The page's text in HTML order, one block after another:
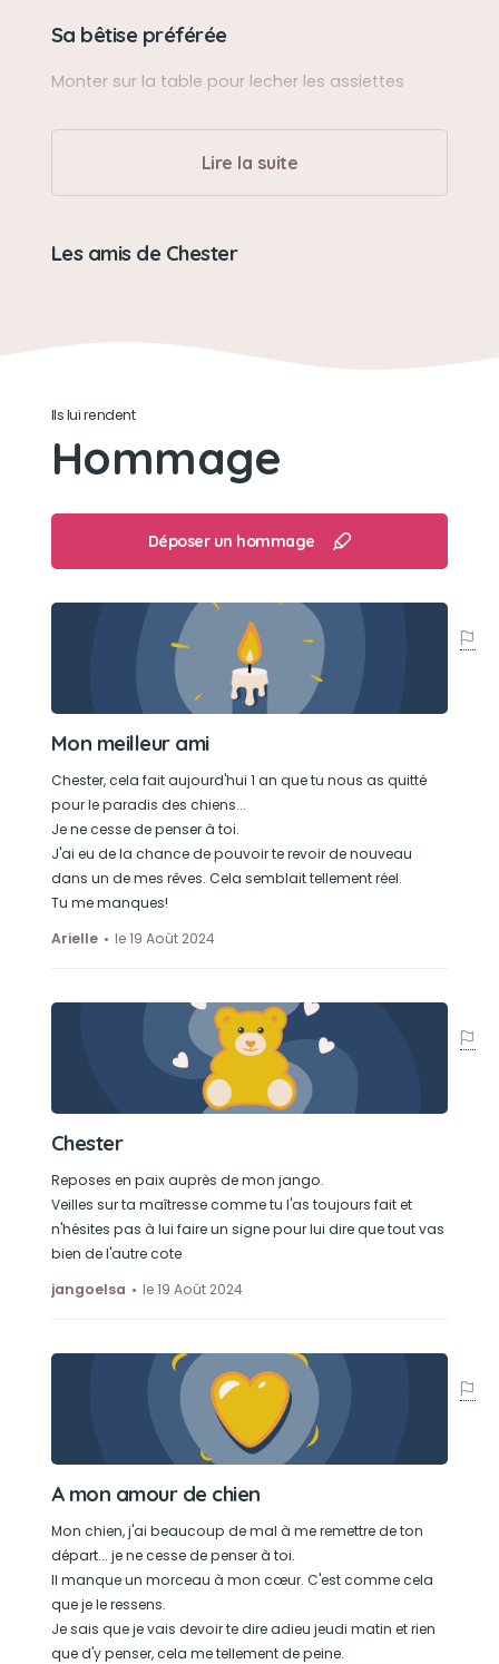
Sa bêtise préférée
Monter sur la table pour lecher les assiettes
Son caractère
Affectueux, patient et très gourmand
Son jouet préféré
Son loisir préféré
Lire la suite
Les amis de Chester
Ils lui rendent
Hommage
Déposer un hommage
Mon meilleur ami
Chester, cela fait aujourd'hui 1 an que tu nous as quitté
pour le paradis des chiens...
Je ne cesse de penser à toi.
J'ai eu de la chance de pouvoir te revoir de nouveau
dans un de mes rêves. Cela semblait tellement réel.
Tu me manques!
Arielle
le 19 Août 2024
Chester
Reposes en paix auprès de mon jango.
Veilles sur ta maîtresse comme tu l'as toujours fait et
n'hésites pas à lui faire un signe pour lui dire que tout vas
bien de l'autre cote
jangoelsa
le 19 Août 2024
A mon amour de chien
Mon chien, j'ai beaucoup de mal à me remettre de ton
départ... je ne cesse de penser à toi.
Il manque un morceau à mon cœur. C'est comme cela
que je le ressens.
Je sais que je vais devoir te dire adieu jeudi matin et rien
que d'y penser, cela me tellement de peine.